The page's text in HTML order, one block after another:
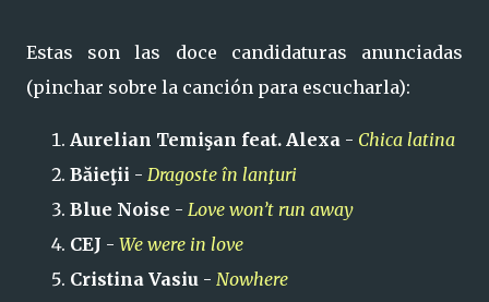
Estas son las doce candidaturas anunciadas
(pinchar sobre la canción para escucharla):
Aurelian Temişan feat. Alexa - Chica latina
Băieţii - Dragoste în lanţuri
Blue Noise - Love won’t run away
CEJ - We were in love
Cristina Vasiu - Nowhere